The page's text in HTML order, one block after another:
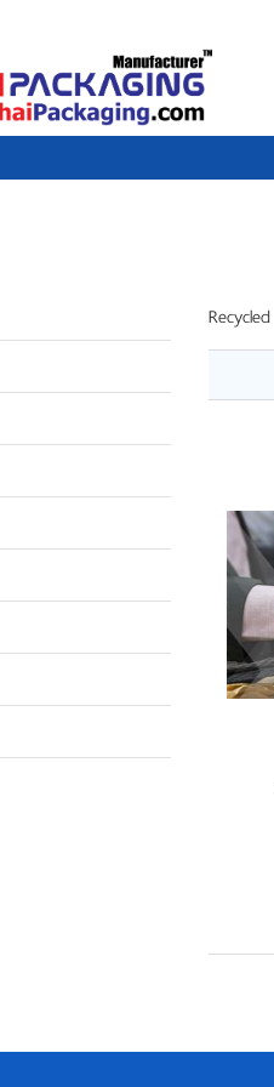
Recycled